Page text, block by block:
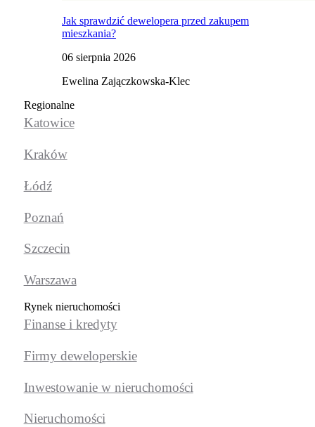
Jak sprawdzić dewelopera przed zakupem
mieszkania?
06 sierpnia 2026
Ewelina Zajączkowska-Klec
Regionalne
Katowice
Kraków
Łódź
Poznań
Szczecin
Warszawa
Rynek nieruchomości
Finanse i kredyty
Firmy deweloperskie
Inwestowanie w nieruchomości
Nieruchomości